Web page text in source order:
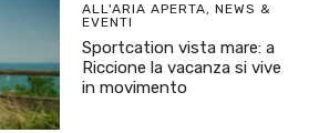
ALL'ARIA APERTA, NEWS &
EVENTI
Sportcation vista mare: a
Riccione la vacanza si vive
in movimento